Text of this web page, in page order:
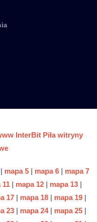
mapa 5 mapa 6
mapa 7
11 mapa 12 mapa 13
17 mapa 18 mapa 19
23 mapa 24| mapa 25